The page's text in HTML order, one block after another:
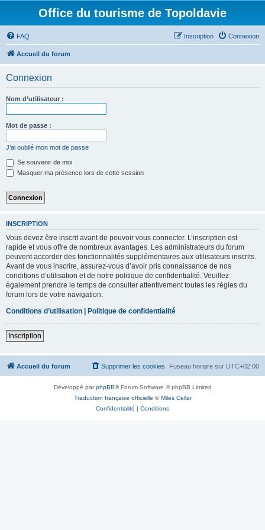
Office du tourisme de Topoldavie
FAQ Connexion
Inscription
Accueil du forum
Connexion
Nom d’utilisateur :
Mot de passe :
J’ai oublié mon mot de passe
Se souvenir de moi
Masquer ma présence lors de cette session
INSCRIPTION
Vous devez être inscrit avant de pouvoir vous connecter. L’inscription est
rapide et vous offre de nombreux avantages. Les administrateurs du forum
peuvent accorder des fonctionnalités supplémentaires aux utilisateurs inscrits.
Avant de vous inscrire, assurez-vous d’avoir pris connaissance de nos
conditions d’utilisation et de notre politique de confidentialité. Veuillez
également prendre le temps de consulter attentivement toutes les règles du
forum lors de votre navigation.
Conditions d’utilisation | Politique de confidentialité
Inscription
Accueil du forum Fuseau horaire sur UTC+02:00
Supprimer les cookies
Développé parphpBB® Forum Software © phpBB Limited
Traduction française officielle ©Miles Cellar
Confidentialité | Conditions